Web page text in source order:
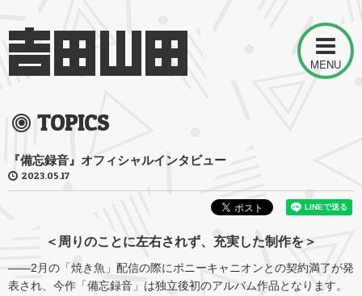
MENU
TOPICS
『備忘録音』オフィシャルインタビュー
2023.05.17
＜周りのことに左右されず、充実した制作を＞
――2月の「焼き魚」配信の際にポニーキャニオンとの契約満了が発
表され、今作「備忘録音」は独立後初のアルバム作品となります。